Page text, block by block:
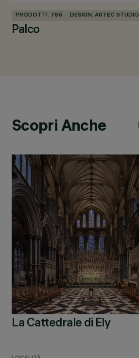
PRODOTTI: 766 DESIGN: ARTEC STUDIO
Palco
Scopri Anche
La Cattedrale di Ely